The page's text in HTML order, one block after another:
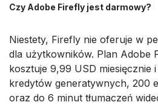
Czy Adobe Firefly jest darmowy?
Niestety, Firefly nie oferuje w
dla użytkowników. Plan Adobe
kosztuje 9,99 USD miesięcznie
kredytów generatywnych, 200
oraz do 6 minut tłumaczeń